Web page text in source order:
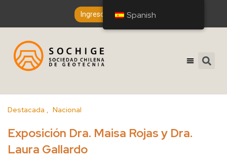
Ingreso de Socios
Destacada Nacional
Exposición Dra. Maisa Rojas y Dra.
Laura Gallardo
Spanish
Spanish